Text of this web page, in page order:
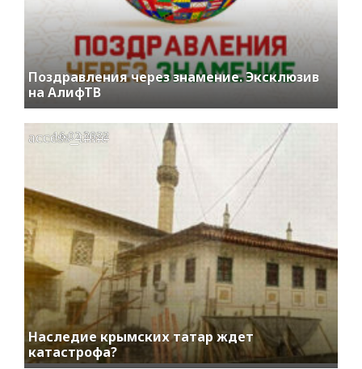
Поздравления через знамение. Эксклюзив
на АлифТВ
Наследие крымских татар ждет
катастрофа?
access_time
16.02.2022